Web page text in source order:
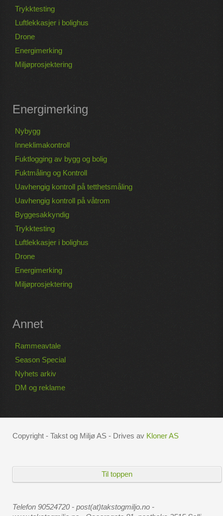
Trykktesting
Luftlekkasjer i bolighus
Drone
Energimerking
Miljøprosjektering
Energimerking
Nybygg
Inneklimakontroll
Fuktlogging av bygg og bolig
Fuktmåling og Kontroll
Uavhengig kontroll på tetthetsmåling
Uavhengig kontroll på våtrom
Byggesakkyndig
Trykktesting
Luftlekkasjer i bolighus
Drone
Energimerking
Miljøprosjektering
Annet
Rammeavtale
Season Special
Nyhets arkiv
DM og reklame
Copyright - Takst og Miljø AS - Drives av Kloner AS
Til toppen
Telefon 90524720 - post(at)takstogmiljo.no -